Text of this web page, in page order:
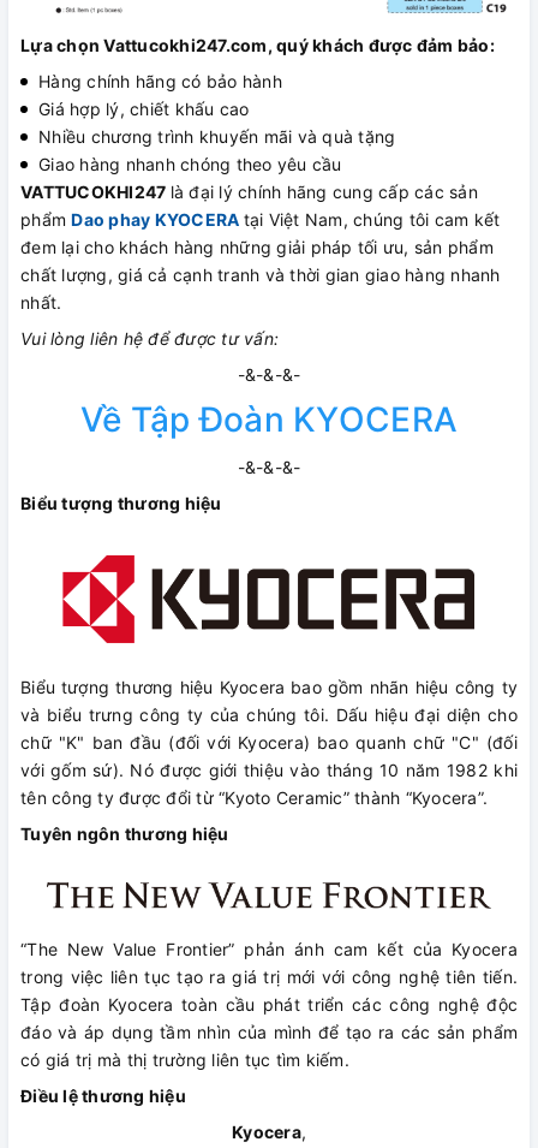
Lựa chọn Vattucokhi247.com, quý khách được đảm bảo:
Hàng chính hãng có bảo hành
Giá hợp lý, chiết khấu cao
Nhiều chương trình khuyến mãi và quà tặng
Giao hàng nhanh chóng theo yêu cầu
VATTUCOKHI247 là đại lý chính hãng cung cấp các sản
phẩmDao phay KYOCERA tại Việt Nam, chúng tôi cam kết
đem lại cho khách hàng những giải pháp tối ưu, sản phẩm
chất lượng, giá cả cạnh tranh và thời gian giao hàng nhanh
nhất.
Vui lòng liên hệ để được tư vấn:
-&-&-&-
Về Tập Đoàn KYOCERA
-&-&-&-
Biểu tượng thương hiệu
Biểu tượng thương hiệu Kyocera bao gồm nhãn hiệu công ty
và biểu trưng công ty của chúng tôi. Dấu hiệu đại diện cho
chữ "K" ban đầu (đối với Kyocera) bao quanh chữ "C" (đối
với gốm sứ). Nó được giới thiệu vào tháng 10 năm 1982 khi
tên công ty được đổi từ “Kyoto Ceramic” thành “Kyocera”.
Tuyên ngôn thương hiệu
“The New Value Frontier” phản ánh cam kết của Kyocera
trong việc liên tục tạo ra giá trị mới với công nghệ tiên tiến.
Tập đoàn Kyocera toàn cầu phát triển các công nghệ độc
đáo và áp dụng tầm nhìn của mình để tạo ra các sản phẩm
có giá trị mà thị trường liên tục tìm kiếm.
Điều lệ thương hiệu
Kyocera,